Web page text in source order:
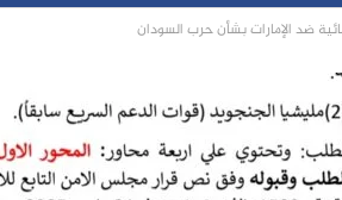
ضد الإمارات بشأن حرب السودان